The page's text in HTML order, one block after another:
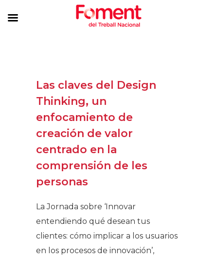
Las claves del Design
Thinking, un
enfocamiento de
creación de valor
centrado en la
comprensión de les
personas
La Jornada sobre ‘Innovar
entendiendo qué desean tus
clientes: cómo implicar a los usuarios
en los procesos de innovación’,